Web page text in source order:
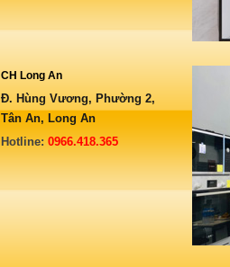
CH Long An
Đ. Hùng Vương, Phường 2,
Tân An, Long An
Hotline: 0966.418.365